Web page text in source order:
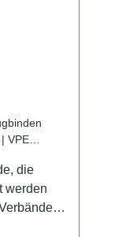
| VPE:
die
werden
müssen